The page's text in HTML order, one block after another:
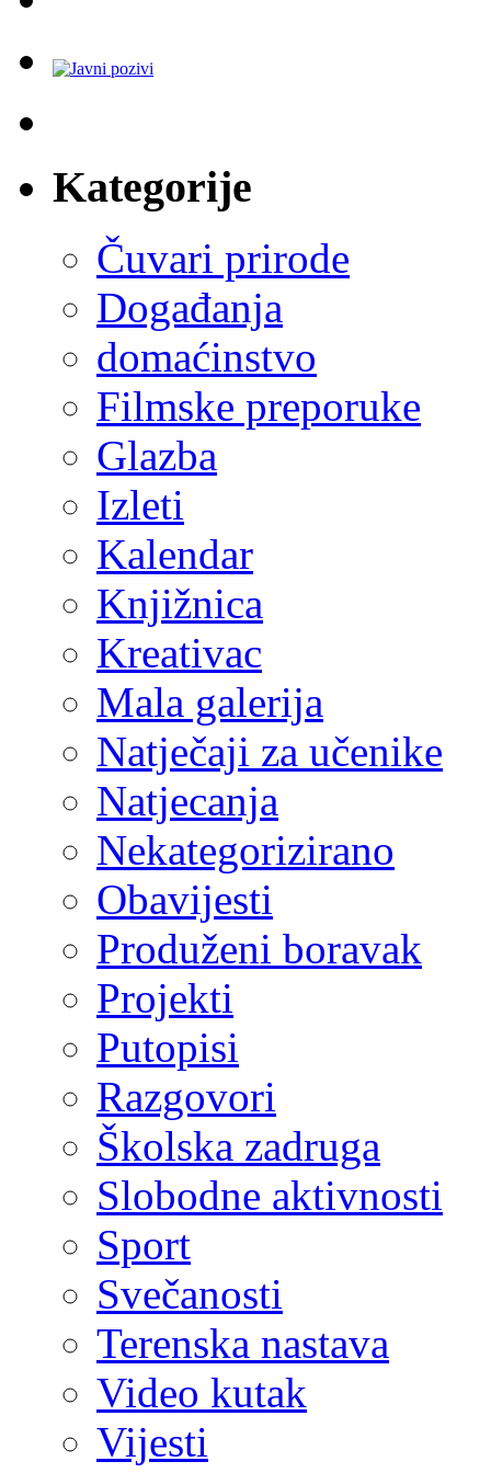
Kategorije
Čuvari prirode
Događanja
domaćinstvo
Filmske preporuke
Glazba
Izleti
Kalendar
Knjižnica
Kreativac
Mala galerija
Natječaji za učenike
Natjecanja
Nekategorizirano
Obavijesti
Produženi boravak
Projekti
Putopisi
Razgovori
Školska zadruga
Slobodne aktivnosti
Sport
Svečanosti
Terenska nastava
Video kutak
Vijesti